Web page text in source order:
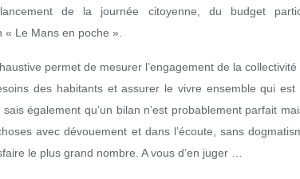
de la journée citoyenne, du budget
« Le Mans en poche ».
permet de mesurer l’engagement de la
des habitants et assurer le vivre ensemble qui
également qu’un bilan n’est probablement parfait
avec dévouement et dans l’écoute, sans
le plus grand nombre. A vous d’en juger …